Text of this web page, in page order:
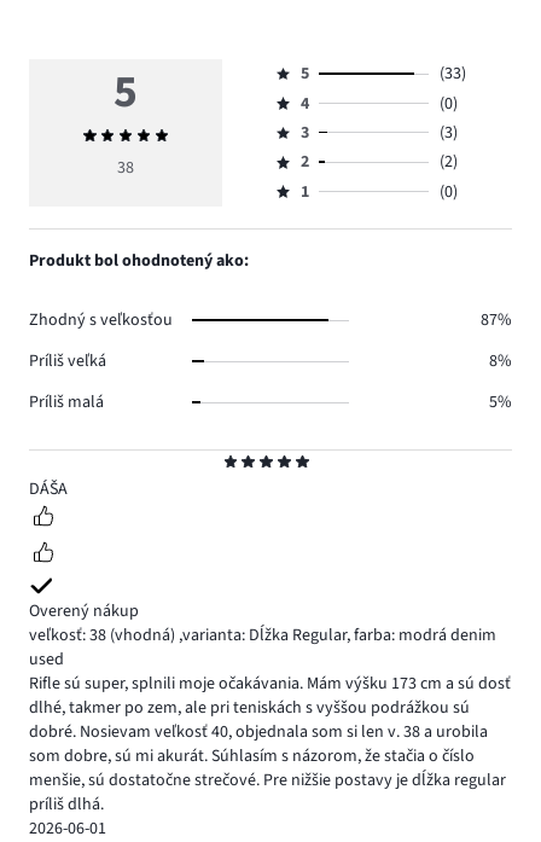
5
DÁŠA
Overený nákup
veľkosť: 38 (vhodná) ,varianta: Dĺžka Regular,farba: modrá denim
used
Rifle sú super, splnili moje očakávania. Mám výšku 173 cm a sú dosť
dlhé, takmer po zem, ale pri teniskách s vyššou podrážkou sú
dobré. Nosievam veľkosť 40, objednala som si len v. 38 a urobila
som dobre, sú mi akurát. Súhlasím s názorom, že stačia o číslo
menšie, sú dostatočne strečové. Pre nižšie postavy je dĺžka regular
príliš dlhá.
2026-06-01
5
Priemerné
hodnotenie
38
Hodnotenie
5,
počet
hlasov
33.
5
(33)
Hodnotenie
4,
počet
hlasov
4
(0)
Hodnotenie
3,
počet
3
(3)
Hodnotenie
2,
2
(2)
Hodnotenie
1,
1 (0)
Produkt bol ohodnotený ako:
Zhodný s veľkosťou
87%
Príliš veľká
8%
Príliš malá
5%